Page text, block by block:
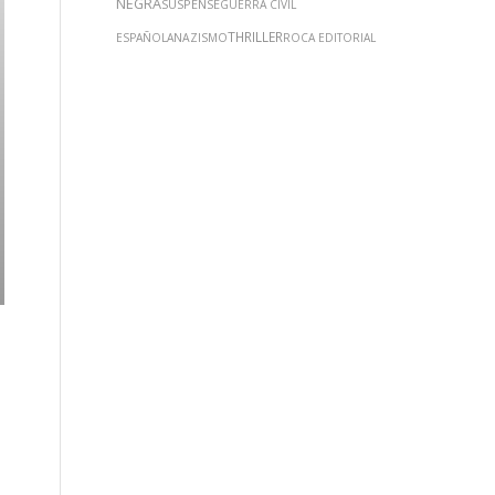
SUSPENSEGUERRA CIVIL
ESPAÑOLANAZISMOTHRILLERROCA EDITORIAL